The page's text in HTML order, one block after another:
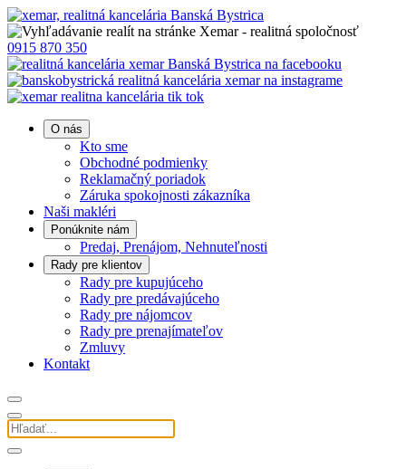
0915 870 350
O nás
Kto sme
Obchodné podmienky
Reklamačný poriadok
Záruka spokojnosti zákazníka
Naši makléri
Ponúknite nám
Predaj, Prenájom, Nehnuteľnosti
Rady pre klientov
Rady pre kupujúceho
Rady pre predávajúceho
Rady pre nájomcov
Rady pre prenajímateľov
Zmluvy
Kontakt